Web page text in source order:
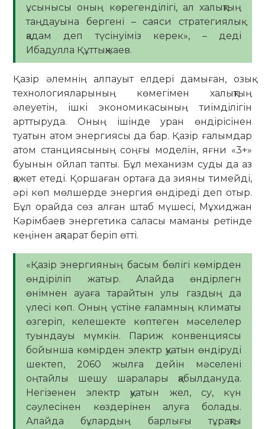
ұсынысы оның көрегенділігі, ал халықтың
таңдауына бергені – саяси стратегиялық
қадам деп түсінуіміз керек», – деді
Ибадулла Құттықжаев.
Қазір әлемнің алпауыт елдері дамыған, озық
технологияларының көмегімен халықтың
әлеуетін, ішкі экономикасының тиімділігін
арттыруда. Оның ішінде уран өндірісінен
туатын атом энергиясы да бар. Қазір ғалымдар
атом станциясының соңғы моделін, яғни «3+»
буынын ойлап тапты. Бұл механизм суды да аз
қажет етеді. Қоршаған ортаға да зияны тимейді,
әрі көп мөлшерде энергия өндіреді деп отыр.
Бұл орайда сөз алған штаб мүшесі, Мұхиджан
Кәрімбаев энергетика саласы маманы ретінде
кеңінен ақпарат беріп өтті.
«Қазір энергияның басым бөлігі көмірден
өндіріліп жатыр. Алайда өндірлегн
өнімнен ауаға тарайтын улы газдың да
үлесі көп. Оның үстіне ғаламның климаты
өзгеріп, келешекте көптеген мәселелер
туындауы мүмкін. Париж конвенциясы
бойынша көмірден электр қуатын өндіруді
шектеп, 2060 жылға дейін мәселені
оңтайлы шешу шаралары қабылдануда.
Негізенен электр қуатын жел, су, күн
сәулесінен көздерінен алуға болады.
Алайда бұлардың барлығы тұрақты